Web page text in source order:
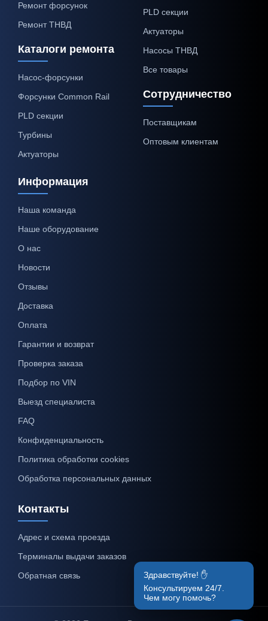
Ремонт форсунок
Ремонт ТНВД
Каталоги ремонта
Насос-форсунки
Форсунки Common Rail
PLD секции
Турбины
Актуаторы
PLD секции
Актуаторы
Насосы ТНВД
Все товары
Сотрудничество
Поставщикам
Оптовым клиентам
Информация
Наша команда
Наше оборудование
О нас
Новости
Отзывы
Доставка
Оплата
Гарантии и возврат
Проверка заказа
Подбор по VIN
Выезд специалиста
FAQ
Конфиденциальность
Политика обработки cookies
Обработка персональных данных
Контакты
Адрес и схема проезда
Терминалы выдачи заказов
Обратная связь
Здравствуйте! ✋
Консультируем 24/7.
Чем могу помочь?